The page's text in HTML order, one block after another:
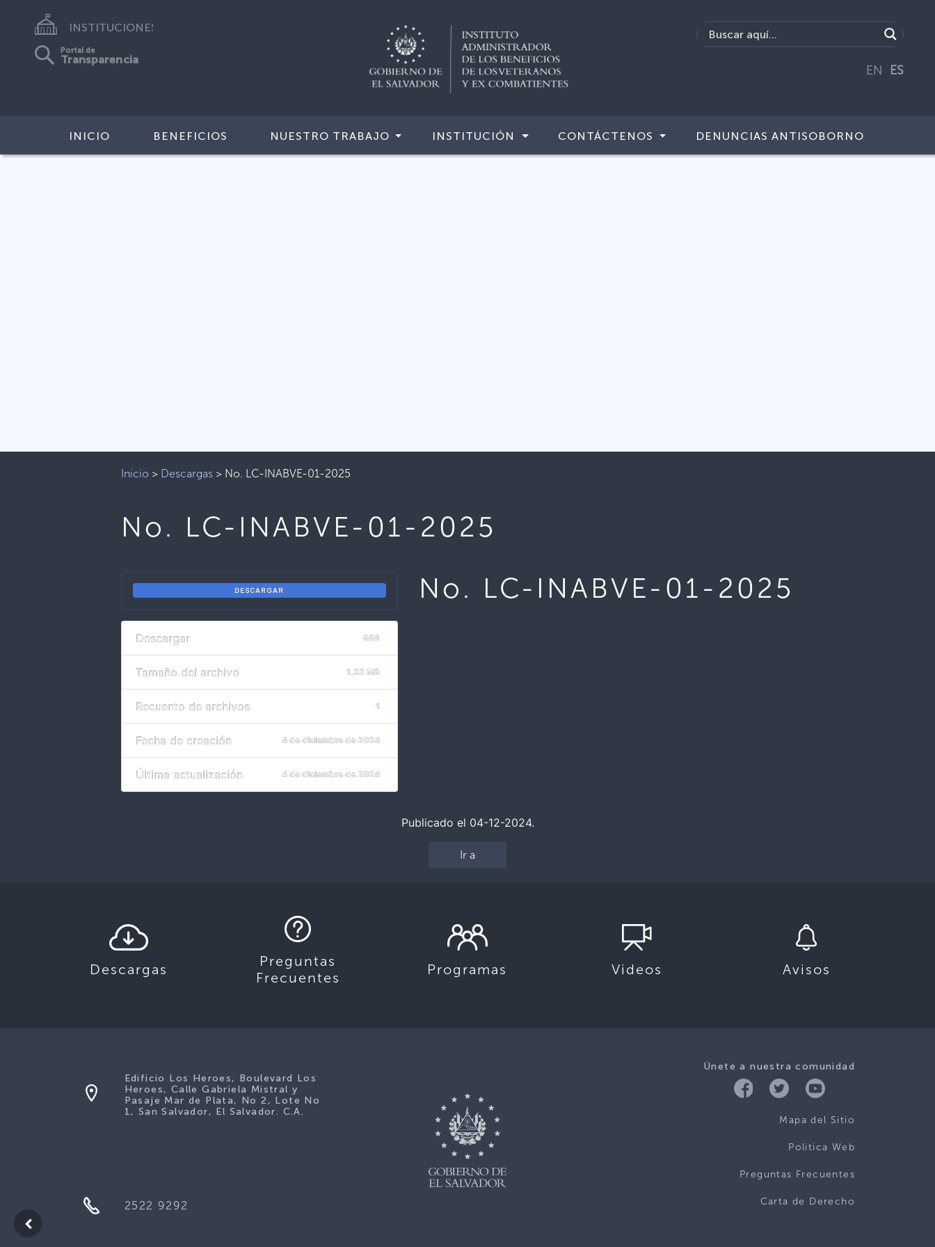
INSTITUCIONES
Portal de
Transparencia
EN ES
INICIO BENEFICIOS NUESTRO TRABAJO INSTITUCIÓN CONTÁCTENOS DENUNCIAS ANTISOBORNO
Inicio > Descargas > No. LC-INABVE-01-2025
No. LC-INABVE-01-2025
DESCARGAR
Descargar 986
Tamaño del archivo 1.33 MB
Recuento de archivos 1
Fecha de creación 4 de diciembre de 2024
Última actualización 4 de diciembre de 2024
No. LC-INABVE-01-2025
Publicado el 04-12-2024.
Ir a
Descargas
Preguntas
Frecuentes
Programas Videos Avisos
Únete a nuestra comunidad
Mapa del Sitio
Politica Web
Preguntas Frecuentes
Carta de Derecho
Edificio Los Heroes, Boulevard Los
Heroes, Calle Gabriela Mistral y
Pasaje Mar de Plata, No 2, Lote No
1, San Salvador, El Salvador. C.A.
2522 9292